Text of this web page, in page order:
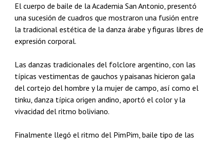
El cuerpo de baile de la Academia San Antonio, presentó
una sucesión de cuadros que mostraron una fusión entre
la tradicional estética de la danza árabe y figuras libres de
expresión corporal.
Las danzas tradicionales del folclore argentino, con las
típicas vestimentas de gauchos y paisanas hicieron gala
del cortejo del hombre y la mujer de campo, así como el
tinku, danza típica origen andino, aportó el color y la
vivacidad del ritmo boliviano.
Finalmente llegó el ritmo del PimPim, baile tipo de las